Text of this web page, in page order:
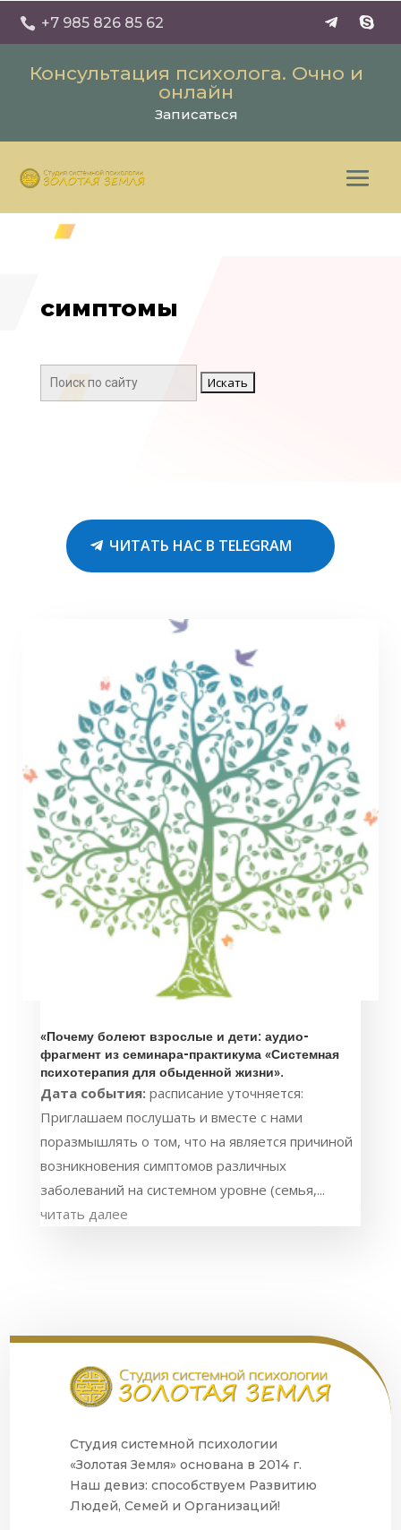
 +7 985 826 85 62
Консультация психолога. Очно и
онлайн
Записаться
симптомы
Поиск:
ЧИТАТЬ НАС В TELEGRAM
«Почему болеют взрослые и дети: аудио-
фрагмент из семинара-практикума «Системная
психотерапия для обыденной жизни».
Дата события: расписание уточняется:
Приглашаем послушать и вместе с нами
поразмышлять о том, что на является причиной
возникновения симптомов различных
заболеваний на системном уровне (семья,...
читать далее
Студия системной психологии
«Золотая Земля» основана в 2014 г.
Наш девиз: способствуем Развитию
Людей, Семей и Организаций!